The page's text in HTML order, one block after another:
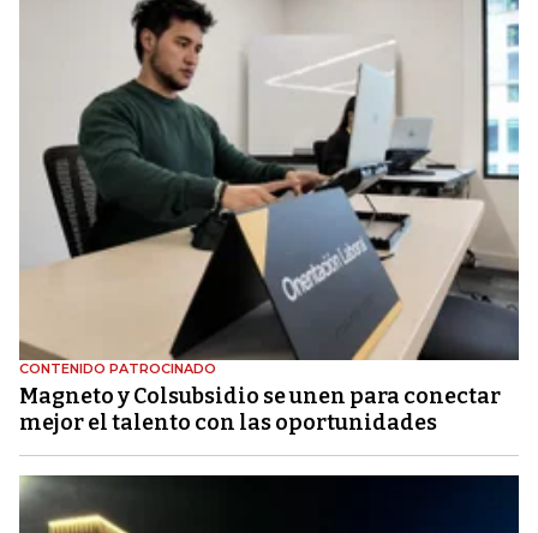
CONTENIDO PATROCINADO
Magneto y Colsubsidio se unen para conectar
mejor el talento con las oportunidades